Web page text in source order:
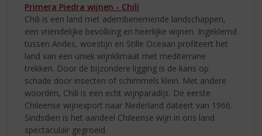
Primera Piedra wijnen - Chili
Chili is een land met adembenemende landschappen,
een vriendelijke bevolking en heerlijke wijnen. Ingeklemd
tussen Andes, woestijn en Stille Oceaan profiteert het
land van een uniek wijnklimaat met mediterrane
trekken. Door de bijzondere ligging is de kans op
schade door insecten of schimmels klein. Met andere
woorden, Chili is een echt wijnparadijs. De eerste
Chileense wijnexport naar Nederland dateert van 1966.
Sindsdien is het aandeel Chileense wijn in ons land
spectaculair gegroeid.